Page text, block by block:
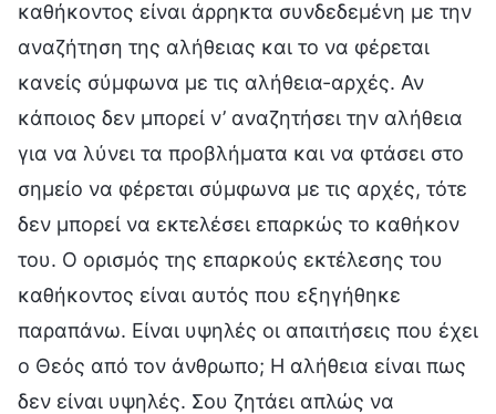
καθήκοντος είναι άρρηκτα συνδεδεμένη με την
αναζήτηση της αλήθειας και το να φέρεται
κανείς σύμφωνα με τις αλήθεια-αρχές. Αν
κάποιος δεν μπορεί ν’ αναζητήσει την αλήθεια
για να λύνει τα προβλήματα και να φτάσει στο
σημείο να φέρεται σύμφωνα με τις αρχές, τότε
δεν μπορεί να εκτελέσει επαρκώς το καθήκον
του. Ο ορισμός της επαρκούς εκτέλεσης του
καθήκοντος είναι αυτός που εξηγήθηκε
παραπάνω. Είναι υψηλές οι απαιτήσεις που έχει
ο Θεός από τον άνθρωπο; Η αλήθεια είναι πως
δεν είναι υψηλές. Σου ζητάει απλώς να